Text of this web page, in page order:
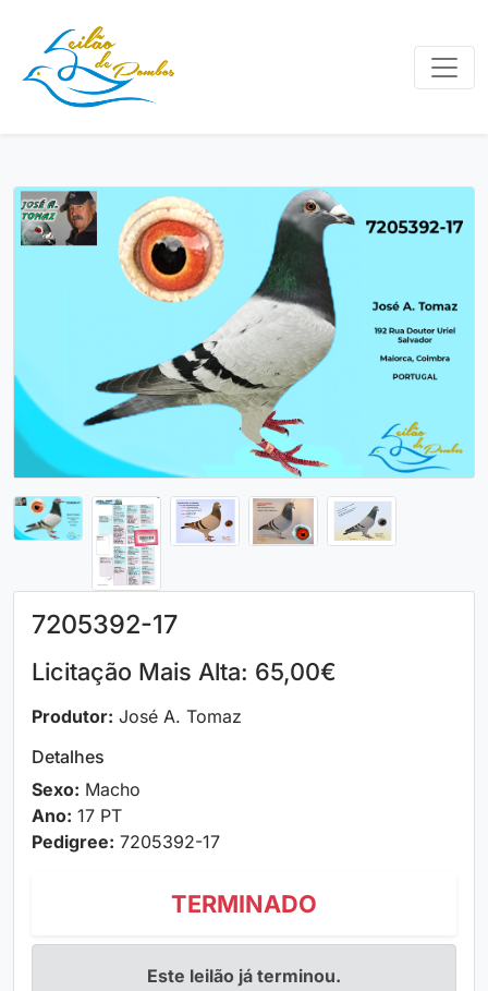
7205392-17
Licitação Mais Alta: 65,00€
Produtor: José A. Tomaz
Detalhes
Sexo: Macho
Ano: 17 PT
Pedigree: 7205392-17
TERMINADO
Este leilão já terminou.